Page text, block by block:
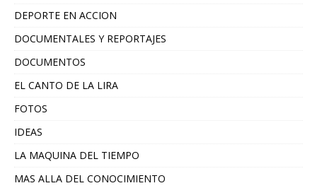
DEPORTE EN ACCION
DOCUMENTALES Y REPORTAJES
DOCUMENTOS
EL CANTO DE LA LIRA
FOTOS
IDEAS
LA MAQUINA DEL TIEMPO
MAS ALLA DEL CONOCIMIENTO